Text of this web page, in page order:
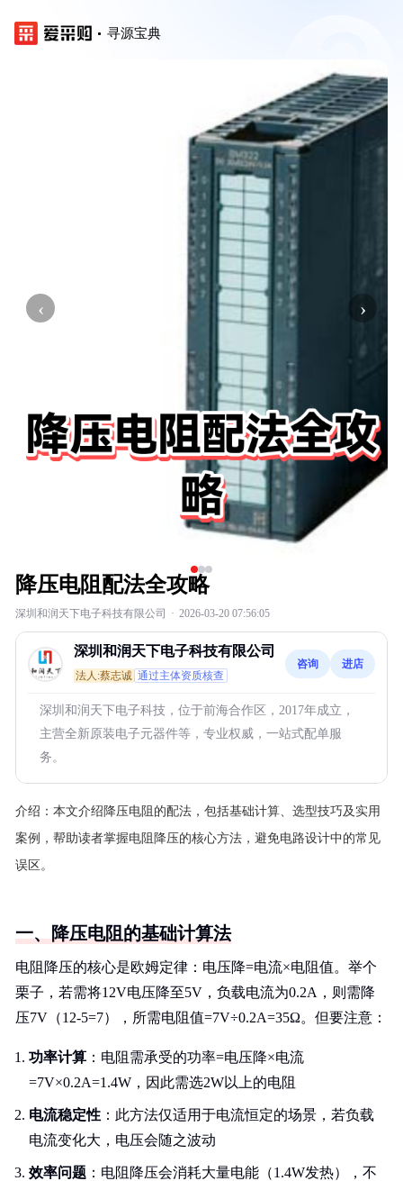
寻源宝典
‹ ›
降压电阻配法全攻略
深圳和润天下电子科技有限公司 · 2026-03-20 07:56:05
深圳和润天下电子科技有限公司
法人:蔡志诚 通过主体资质核查
咨询 进店
深圳和润天下电子科技，位于前海合作区，2017年成立，
主营全新原装电子元器件等，专业权威，一站式配单服
务。
介绍： 本文介绍降压电阻的配法，包括基础计算、选型技巧及实用
案例，帮助读者掌握电阻降压的核心方法，避免电路设计中的常见
误区。
一、降压电阻的基础计算法
电阻降压的核心是欧姆定律：电压降=电流×电阻值。举个
栗子，若需将12V电压降至5V，负载电流为0.2A，则需降
压7V（12-5=7），所需电阻值=7V÷0.2A=35Ω。但要注意：
功率计算 ：电阻需承受的功率=电压降×电流
=7V×0.2A=1.4W，因此需选2W以上的电阻
电流稳定性 ：此方法仅适用于电流恒定的场景，若负载
电流变化大，电压会随之波动
效率问题 ：电阻降压会消耗大量电能（1.4W发热），不